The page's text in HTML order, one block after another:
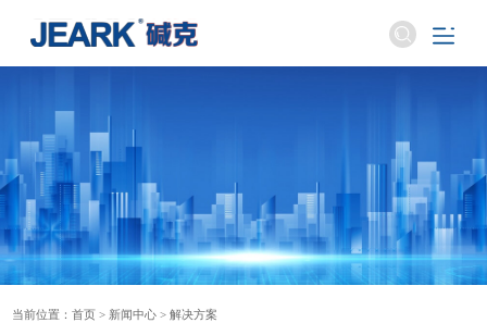
当前位置：首页 > 新闻中心 >解决方案